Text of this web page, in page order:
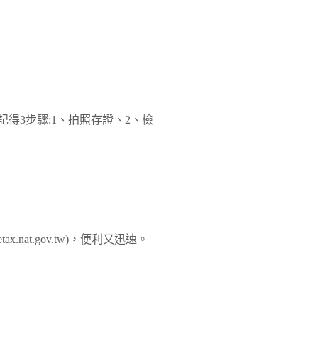
得3步驟:1、拍照存證、2、檢
，便利又迅速。